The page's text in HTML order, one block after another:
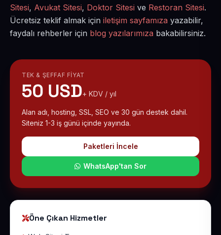
Sitesi, Avukat Sitesi, Doktor Sitesi ve Restoran Sitesi.
Ücretsiz teklif almak için iletişim sayfamıza yazabilir,
faydalı rehberler için blog yazılarımıza bakabilirsiniz.
TEK & ŞEFFAF FIYAT
50 USD+ KDV / yıl
Alan adı, hosting, SSL, SEO ve 30 gün destek dahil.
Siteniz 1-3 iş günü içinde yayında.
Paketleri İncele
WhatsApp'tan Sor
Öne Çıkan Hizmetler